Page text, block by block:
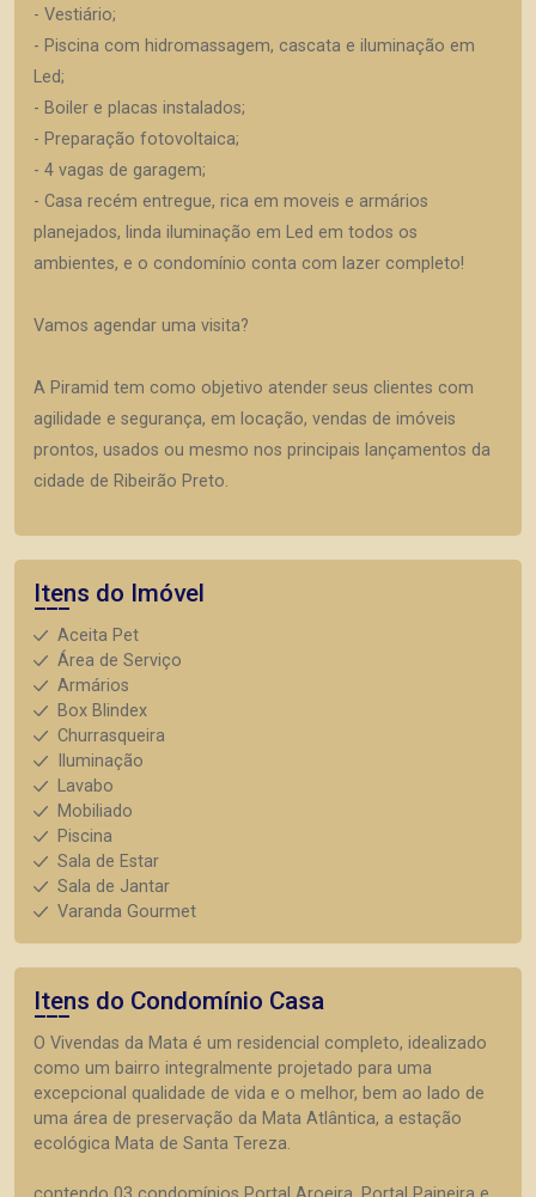
- Vestiário;
- Piscina com hidromassagem, cascata e iluminação em
Led;
- Boiler e placas instalados;
- Preparação fotovoltaica;
- 4 vagas de garagem;
- Casa recém entregue, rica em moveis e armários
planejados, linda iluminação em Led em todos os
ambientes, e o condomínio conta com lazer completo!
Vamos agendar uma visita?
A Piramid tem como objetivo atender seus clientes com
agilidade e segurança, em locação, vendas de imóveis
prontos, usados ou mesmo nos principais lançamentos da
cidade de Ribeirão Preto.
Itens do Imóvel
Aceita Pet
Área de Serviço
Armários
Box Blindex
Churrasqueira
Iluminação
Lavabo
Mobiliado
Piscina
Sala de Estar
Sala de Jantar
Varanda Gourmet
Itens do Condomínio Casa
O Vivendas da Mata é um residencial completo, idealizado
como um bairro integralmente projetado para uma
excepcional qualidade de vida e o melhor, bem ao lado de
uma área de preservação da Mata Atlântica, a estação
ecológica Mata de Santa Tereza.